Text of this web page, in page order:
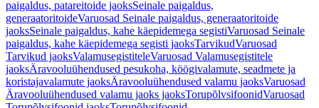
paigaldus, patareitoide jaoksSeinale paigaldus,
generaatoritoideVaruosad Seinale paigaldus, generaatoritoide
jaoksSeinale paigaldus, kahe käepidemega segistiVaruosad Seinale
paigaldus, kahe käepidemega segisti jaoksTarvikudVaruosad
Tarvikud jaoksValamusegistiteleVaruosad Valamusegistitele
jaoksÄravooluühendused pesukoha, köögivalamute, seadmete ja
koristajavalamute jaoksÄravooluühendused valamu jaoksVaruosad
Äravooluühendused valamu jaoks jaoksTorupõlvsifoonidVaruosad